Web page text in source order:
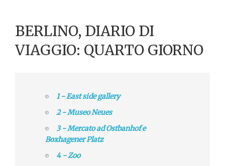
BERLINO, DIARIO DI
VIAGGIO: QUARTO GIORNO
1 - East side gallery
2 - Museo Neues
3 - Mercato ad Ostbanhof e
Boxhagener Platz
4 - Zoo